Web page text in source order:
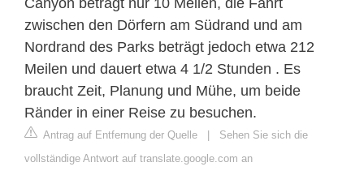
zwischen den Dörfern am Südrand und am
Nordrand des Parks beträgt jedoch etwa 212
Meilen und dauert etwa 4 1/2 Stunden . Es
braucht Zeit, Planung und Mühe, um beide
Ränder in einer Reise zu besuchen.
Antrag auf Entfernung der Quelle | Sehen Sie sich die
vollständige Antwort auf translate.google.com an